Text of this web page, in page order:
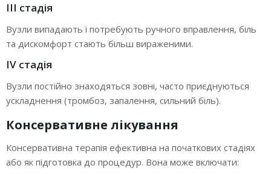
III стадія
Вузли випадають і потребують ручного вправлення, біль
та дискомфорт стають більш вираженими.
IV стадія
Вузли постійно знаходяться зовні, часто приєднуються
ускладнення (тромбоз, запалення, сильний біль).
Консервативне лікування
Консервативна терапія ефективна на початкових стадіях
або як підготовка до процедур. Вона може включати: